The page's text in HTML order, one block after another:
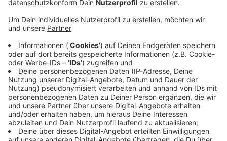
Anzeige
Sollte man sich für das Kesselhaus als
Veranstaltungshalle entscheiden, müsse es auch
direkt eine Perspektive für das Seidenweberhaus und
den Theaterplatz geben, heißt es. Haus und Grund
kritisiert große Projekte, die zwar angekündigt, aber
nicht umgesetzt werden. Beispielsweise die Sanierung
der Philadelphiastraße: Hier habe man schon vor 10